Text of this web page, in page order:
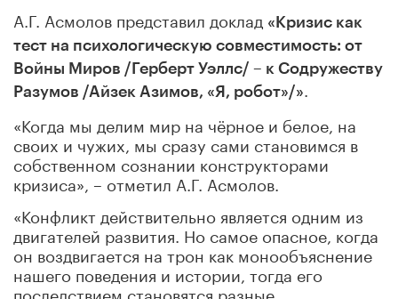
А.Г. Асмолов представил доклад «Кризис как
тест на психологическую совместимость: от
Войны Миров /Герберт Уэллс/ – к Содружеству
Разумов /Айзек Азимов, «Я, робот»/»
«Когда мы делим мир на чёрное и белое, на
своих и чужих, мы сразу сами становимся в
собственном сознании конструкторами
кризиса», – отметил А.Г. Асмолов.
«Конфликт действительно является одним из
двигателей развития. Но самое опасное, когда
он воздвигается на трон как монообъяснение
нашего поведения и истории, тогда его
последствием становятся разные